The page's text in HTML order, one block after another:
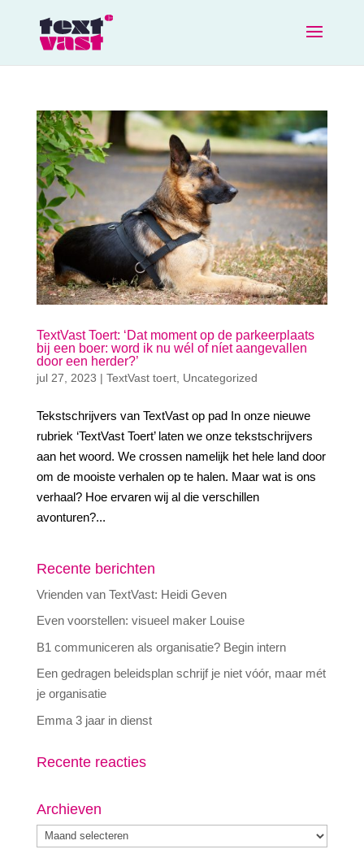
TextVast Toert: ‘Dat moment op de parkeerplaats
bij een boer: word ik nu wél of níet aangevallen
door een herder?’
jul 27, 2023 | TextVast toert, Uncategorized
Tekstschrijvers van TextVast op pad In onze nieuwe
rubriek ‘TextVast Toert’ laten we onze tekstschrijvers
aan het woord. We crossen namelijk het hele land door
om de mooiste verhalen op te halen. Maar wat is ons
verhaal? Hoe ervaren wij al die verschillen
avonturen?...
Recente berichten
Vrienden van TextVast: Heidi Geven
Even voorstellen: visueel maker Louise
B1 communiceren als organisatie? Begin intern
Een gedragen beleidsplan schrijf je niet vóór, maar mét
je organisatie
Emma 3 jaar in dienst
Recente reacties
Archieven
Archieven